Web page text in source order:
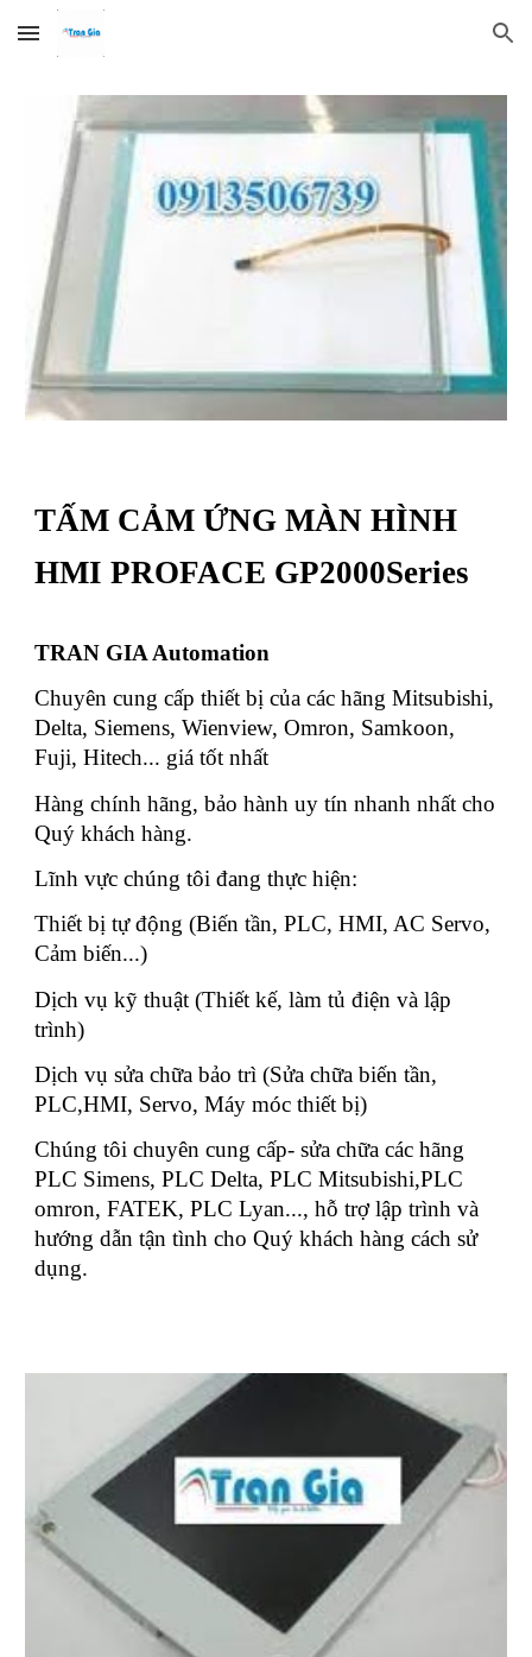
Skip to main content Skip to navigation
TẤM CẢM ỨNG MÀN HÌNH
HMI PROFACE GP2000Series
TRAN GIA Automation
Chuyên cung cấp thiết bị của các hãng Mitsubishi,
Delta, Siemens, Wienview, Omron, Samkoon,
Fuji, Hitech... giá tốt nhất
Hàng chính hãng, bảo hành uy tín nhanh nhất cho
Quý khách hàng.
Lĩnh vực chúng tôi đang thực hiện:
Thiết bị tự động (Biến tần, PLC, HMI, AC Servo,
Cảm biến...)
Dịch vụ kỹ thuật (Thiết kế, làm tủ điện và lập
trình)
Dịch vụ sửa chữa bảo trì (Sửa chữa biến tần,
PLC,HMI, Servo, Máy móc thiết bị)
Chúng tôi chuyên cung cấp- sửa chữa các hãng
PLC Simens, PLC Delta, PLC Mitsubishi,PLC
omron, FATEK, PLC Lyan..., hỗ trợ lập trình và
hướng dẫn tận tình cho Quý khách hàng cách sử
dụng.